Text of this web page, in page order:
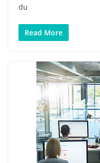
du
Read More